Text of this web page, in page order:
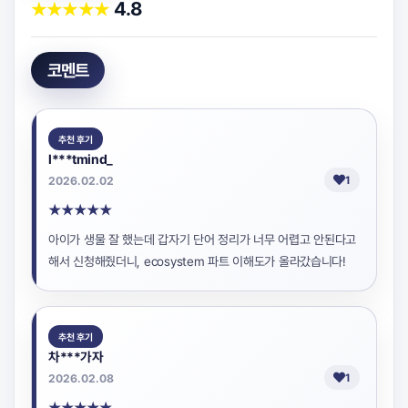
★★★★★4.8
코멘트
추천 후기
l***tmind_
2026.02.02 1
★★★★★
아이가 생물 잘 했는데 갑자기 단어 정리가 너무 어렵고 안된다고
해서 신청해줬더니, ecosystem 파트 이해도가 올라갔습니다!
추천 후기
차***가자
2026.02.08 1